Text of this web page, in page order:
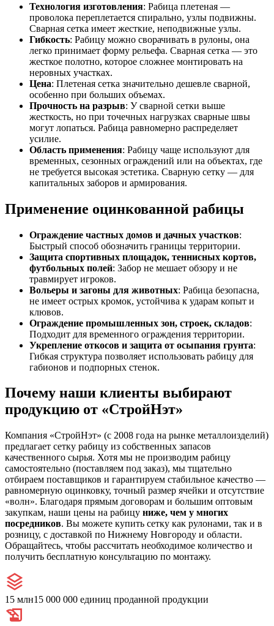
Технология изготовления: Рабица плетеная —
проволока переплетается спирально, узлы подвижны.
Сварная сетка имеет жесткие, неподвижные узлы.
Гибкость: Рабицу можно сворачивать в рулоны, она
легко принимает форму рельефа. Сварная сетка — это
жесткое полотно, которое сложнее монтировать на
неровных участках.
Цена: Плетеная сетка значительно дешевле сварной,
особенно при больших объемах.
Прочность на разрыв: У сварной сетки выше
жесткость, но при точечных нагрузках сварные швы
могут лопаться. Рабица равномерно распределяет
усилие.
Область применения: Рабицу чаще используют для
временных, сезонных ограждений или на объектах, где
не требуется высокая эстетика. Сварную сетку — для
капитальных заборов и армирования.
Применение оцинкованной рабицы
Ограждение частных домов и дачных участков:
Быстрый способ обозначить границы территории.
Защита спортивных площадок, теннисных кортов,
футбольных полей: Забор не мешает обзору и не
травмирует игроков.
Вольеры и загоны для животных: Рабица безопасна,
не имеет острых кромок, устойчива к ударам копыт и
клювов.
Ограждение промышленных зон, строек, складов:
Подходит для временного ограждения территории.
Укрепление откосов и защита от осыпания грунта:
Гибкая структура позволяет использовать рабицу для
габионов и подпорных стенок.
Почему наши клиенты выбирают
продукцию от «СтройНэт»
Компания «СтройНэт» (с 2008 года на рынке металлоизделий)
предлагает сетку рабицу из собственных запасов
качественного сырья. Хотя мы не производим рабицу
самостоятельно (поставляем под заказ), мы тщательно
отбираем поставщиков и гарантируем стабильное качество —
равномерную оцинковку, точный размер ячейки и отсутствие
«волн». Благодаря прямым договорам и большим оптовым
закупкам, наши цены на рабицу ниже, чем у многих
посредников. Вы можете купить сетку как рулонами, так и в
розницу, с доставкой по Нижнему Новгороду и области.
Обращайтесь, чтобы рассчитать необходимое количество и
получить бесплатную консультацию по монтажу.
15 млн15 000 000 единиц проданной продукции